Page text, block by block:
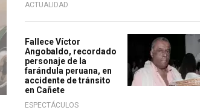
ACTUALIDAD
Fallece Víctor
Angobaldo, recordado
personaje de la
farándula peruana, en
accidente de tránsito
en Cañete
ESPECTÁCULOS